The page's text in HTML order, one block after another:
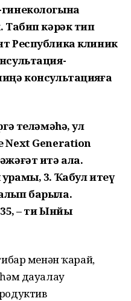
Табип кәрәк тип
Республика клиник
консультацияға
теләмәһә, ул
Next Generation
итә ала.
3. Ҡабул итеү
барыла.
– ти Ынйы
менән ҡарай,
дауалау